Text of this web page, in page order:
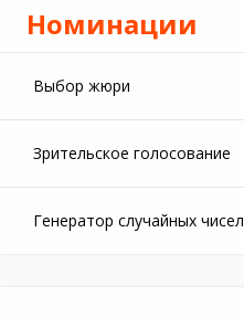
Номинации
Выбор жюри
Зрительское голосование
Генератор случайных чисел